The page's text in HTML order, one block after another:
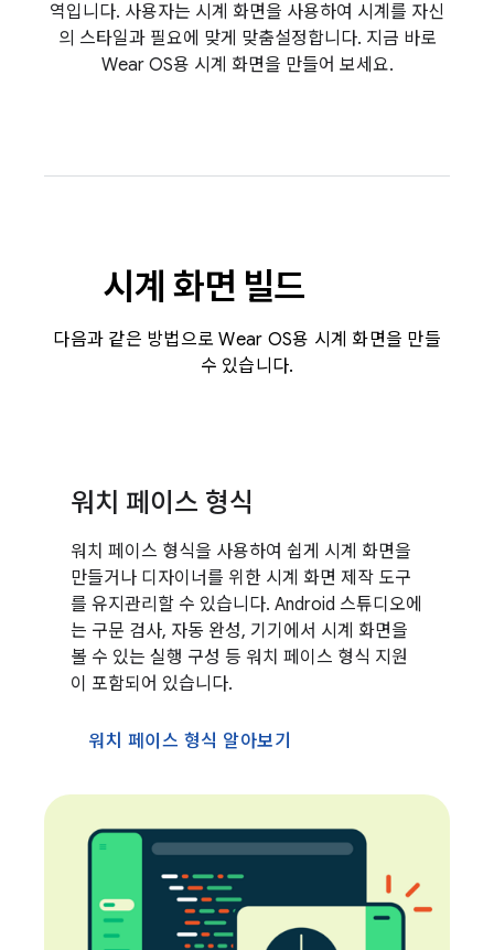
역입니다. 사용자는 시계 화면을 사용하여 시계를 자신
의 스타일과 필요에 맞게 맞춤설정합니다. 지금 바로
Wear OS용 시계 화면을 만들어 보세요.
시계 화면 빌드
다음과 같은 방법으로 Wear OS용 시계 화면을 만들
수 있습니다.
워치 페이스 형식
워치 페이스 형식을 사용하여 쉽게 시계 화면을
만들거나 디자이너를 위한 시계 화면 제작 도구
를 유지관리할 수 있습니다. Android 스튜디오에
는 구문 검사, 자동 완성, 기기에서 시계 화면을
볼 수 있는 실행 구성 등 워치 페이스 형식 지원
이 포함되어 있습니다.
워치 페이스 형식 알아보기